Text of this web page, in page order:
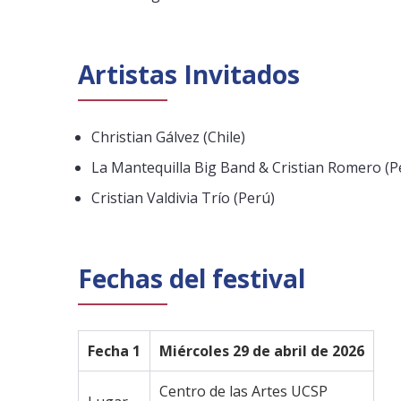
Artistas Invitados
Christian Gálvez (Chile)
La Mantequilla Big Band & Cristian Romero
Cristian Valdivia Trío (Perú)
Fechas del festival
Fecha 1 Miércoles 29 de abril de 2026
Centro de las Artes UCSP